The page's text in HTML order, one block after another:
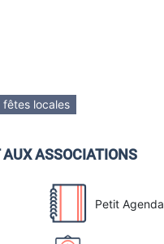
locales
ASSOCIATIONS
Petit Agenda